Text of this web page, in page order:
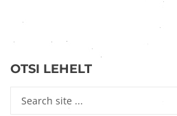
OTSI LEHELT